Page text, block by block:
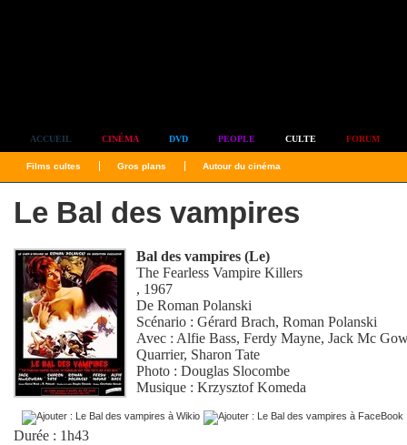
ACCUEIL CINÉMA DVD PEOPLE CULTE FORUM
Films cultes Gros plans Autour du cinéma
Le Bal des vampires
Bal des vampires (Le)
The Fearless Vampire Killers
, 1967
DeRoman Polanski
Scénario :Gérard Brach,Roman Polanski
Avec : Alfie Bass,Ferdy Mayne,Jack Mc
Quarrier, Sharon Tate
Photo :Douglas Slocombe
Musique :Krzysztof Komeda
Durée : 1h43